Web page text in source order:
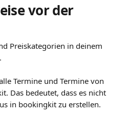
vor der
Preiskategorien in deinem
Termine und Termine von
Das bedeutet, dass es nicht
in bookingkit zu erstellen.